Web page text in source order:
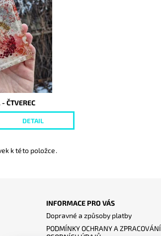
ČTVEREC
DETAIL
k této položce.
INFORMACE PRO VÁS
Dopravné a způsoby platby
PODMÍNKY OCHRANY A ZPRACOVÁNÍ